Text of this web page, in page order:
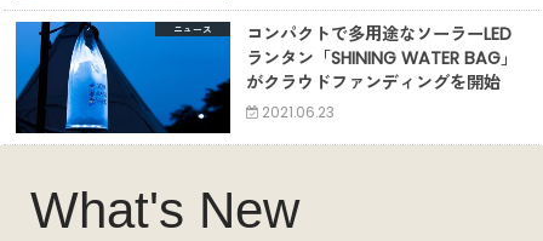
ニュース
コンパクトで多用途なソーラーLED
ランタン「SHINING WATER BAG」
がクラウドファンディングを開始
2021.06.23
What's New